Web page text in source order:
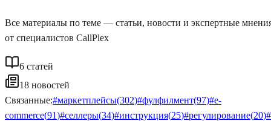
Все материалы по теме — статьи, новости и экспертные
от специалистов CallPlex
6 статей
18 новостей
Связанные:#маркетплейсы(302)#фулфилмент(97)#e-
commerce(91)#селлеры(34)#инструкция(25)#регулирование(20)#